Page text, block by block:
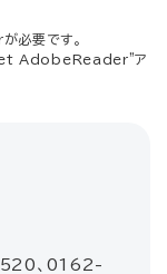
必要です。
AdobeReader"ア
、0162-